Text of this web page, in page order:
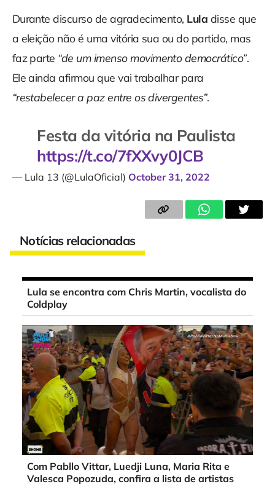
Durante discurso de agradecimento, Lula disse que
a eleição não é uma vitória sua ou do partido, mas
faz parte “de um imenso movimento democrático”.
Ele ainda afirmou que vai trabalhar para
“restabelecer a paz entre os divergentes”.
Festa da vitória na Paulista
https://t.co/7fXXvy0JCB
— Lula 13 (@LulaOficial) October 31, 2022
Notícias relacionadas
Lula se encontra com Chris Martin, vocalista do
Coldplay
Com Pabllo Vittar, Luedji Luna, Maria Rita e
Valesca Popozuda, confira a lista de artistas